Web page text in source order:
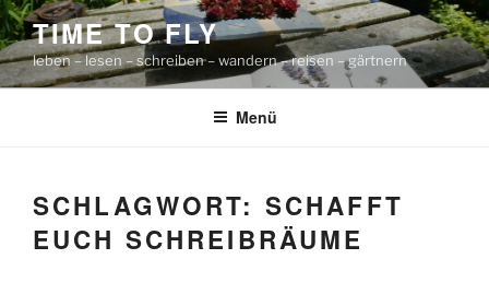
Zum
Inhalt
springen
TIME TO FLY
leben – lesen – schreiben – wandern – reisen – gärtnern
Menü
SCHLAGWORT: SCHAFFT
EUCH SCHREIBRÄUME